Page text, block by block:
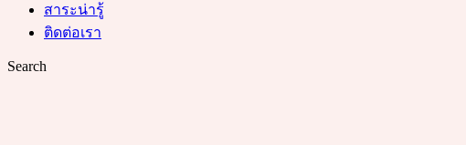
สาระน่ารู้
ติดต่อเรา
Search